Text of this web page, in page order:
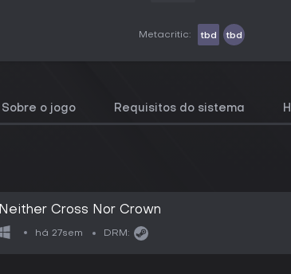
Metacritic: tbd tbd
Sobre o jogo Requisitos do sistema
Neither Cross Nor Crown
há 27sem DRM: